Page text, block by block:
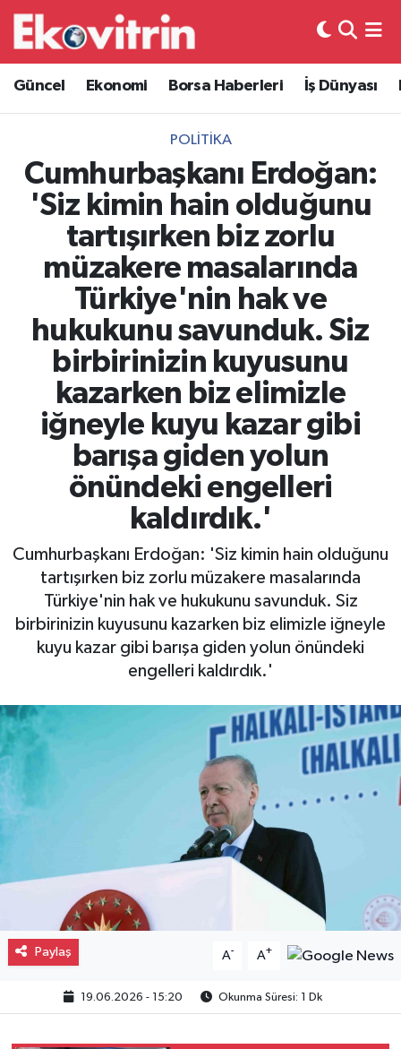
Güncel Ekonomi Borsa Haberleri İş Dünyası
POLITIKA
Cumhurbaşkanı Erdoğan:
'Siz kimin hain olduğunu
tartışırken biz zorlu
müzakere masalarında
Türkiye'nin hak ve
hukukunu savunduk. Siz
birbirinizin kuyusunu
kazarken biz elimizle
iğneyle kuyu kazar gibi
barışa giden yolun
önündeki engelleri
kaldırdık.'
Cumhurbaşkanı Erdoğan: 'Siz kimin hain olduğunu
tartışırken biz zorlu müzakere masalarında
Türkiye'nin hak ve hukukunu savunduk. Siz
birbirinizin kuyusunu kazarken biz elimizle iğneyle
kuyu kazar gibi barışa giden yolun önündeki
engelleri kaldırdık.'
Paylaş A- A+
19.06.2026 - 15:20 Okunma Süresi: 1 Dk
Güncel
Ekonomi
Borsa Haberleri
İş Dünyası
Lojistik
Otovitrin
Asayiş
Magazin
Gayrimenkul
Spor
Hava Durumu
Trafik Durumu
Süper Lig Puan Durumu ve Fikstür
Tüm Manşetler
Son Dakika Haberleri
Haber Arşivi